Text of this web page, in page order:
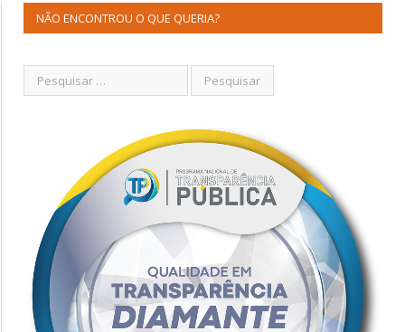
NÃO ENCONTROU O QUE QUERIA?